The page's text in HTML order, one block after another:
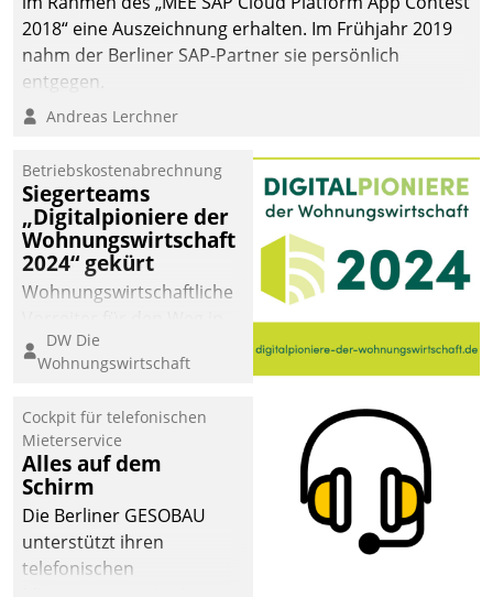
man auf
Cloudtechnologie,
bewährte und Startup-
agile Projektmethoden.
2018“ eine Auszeichnung erhalten. Im Frühjahr 2019
nahm der Berliner SAP-Partner sie persönlich
entgegen.
Andreas Lerchner
Betriebskostenabrechnung
Siegerteams
„Digitalpioniere der
Wohnungswirtschaft
2024“ gekürt
Wohnungswirtschaftliche
eine digitale Zukunft zu
finden, ist das Ziel des
der
Wohnungswirtschaft“.
Bewerben können sich
dafür ein Team
bestehend aus
Wohnungsunternehmen
und PropTech.
DW Die
Wohnungswirtschaft
Cockpit für telefonischen
Mieterservice
Alles auf dem
Schirm
Die Berliner GESOBAU
unterstützt ihren
telefonischen